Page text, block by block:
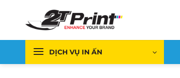
dung
DỊCH VỤ IN ẤN